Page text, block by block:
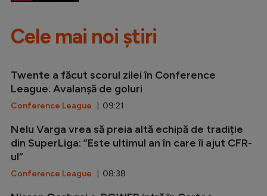
Cele mai noi știri
Twente a făcut scorul zilei în Conference
League. Avalanșă de goluri
Conference League | 09:21
Nelu Varga vrea să preia altă echipă de tradiție
din SuperLiga: ”Este ultimul an în care îi ajut CFR-
ul”
Conference League | 08:38